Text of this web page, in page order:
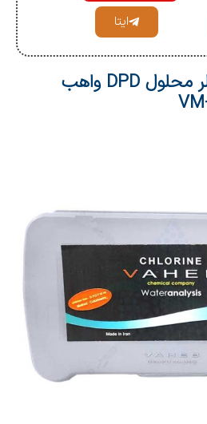
ایتا
کیت اندازه گیری کلر محلول DPD واهب